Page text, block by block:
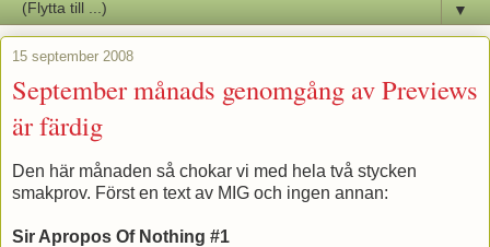
▼
15 september 2008
September månads genomgång av Previews
är färdig
Den här månaden så chokar vi med hela två stycken
smakprov. Först en text av MIG och ingen annan:
Sir Apropos Of Nothing #1